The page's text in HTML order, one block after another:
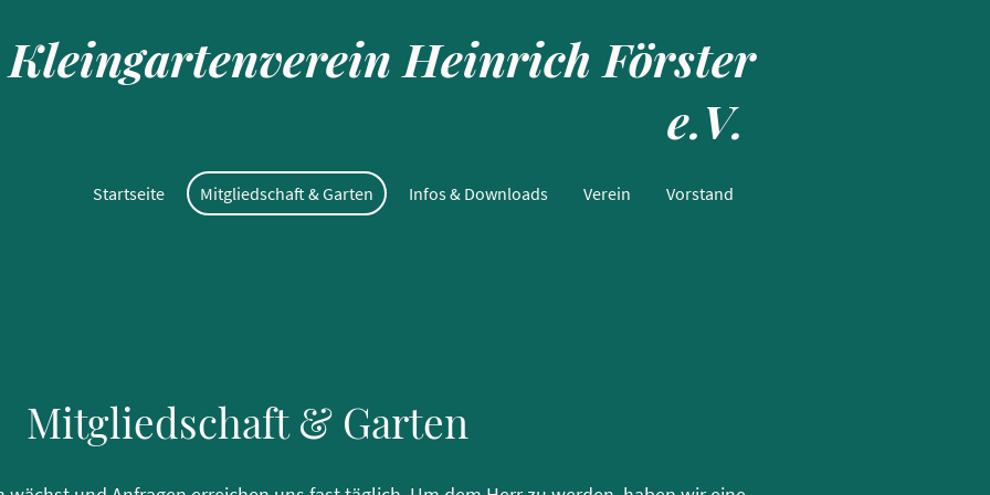
Kleingartenverein Heinrich Förster
e.V.
Startseite Mitgliedschaft & Garten Infos & Downloads Verein Vorstand
Mitgliedschaft & Garten